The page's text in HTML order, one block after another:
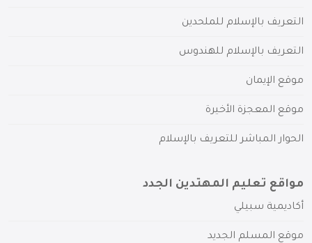
التعريف بالإسلام للملحدين
التعريف بالإسلام للهندوس
موقع الإيمان
موقع المعجزة الأخيرة
الحوار المباشر للتعريف بالإسلام
مواقع تعليم المهتدين الجدد
أكاديمية سبيلي
موقع المسلم الجديد